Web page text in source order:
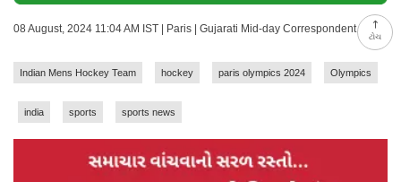
ટોચ
08 August, 2024 11:04 AM IST | Paris | Gujarati Mid-day Correspondent
Indian Mens Hockey Team hockey paris olympics 2024 Olympics
india sports sports news